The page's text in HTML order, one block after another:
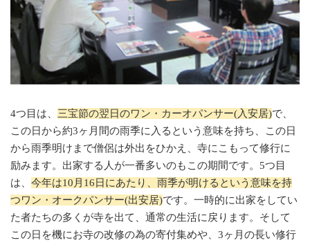
4つ目は、 三宝節の翌日のワン・カーオパンサー(入安居)で、
この日から約3ヶ月間の雨季に入るという意味を持ち、この日
から雨季明けまで僧侶は外出をひかえ、寺にこもって修行に
励みます。出家する人が一番多いのもこの期間です。5つ目
は、 今年は10月16日にあたり、雨季が明けるという意味を持
つワン・オークパンサー(出安居)です。一時的に出家をしてい
た者たちの多くが寺を出て、通常の生活に戻ります。そして
この日を機にお寺の改修の為の寄付集めや、3ヶ月の長い修行